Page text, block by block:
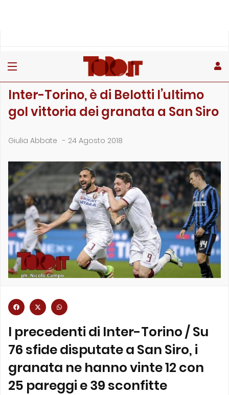
Inter-Torino, è di Belotti l’ultimo
gol vittoria dei granata a San Siro
Giulia Abbate - 24 Agosto 2018
I precedenti di Inter-Torino / Su
76 sfide disputate a San Siro, i
granata ne hanno vinte 12 con
25 pareggi e 39 sconfitte